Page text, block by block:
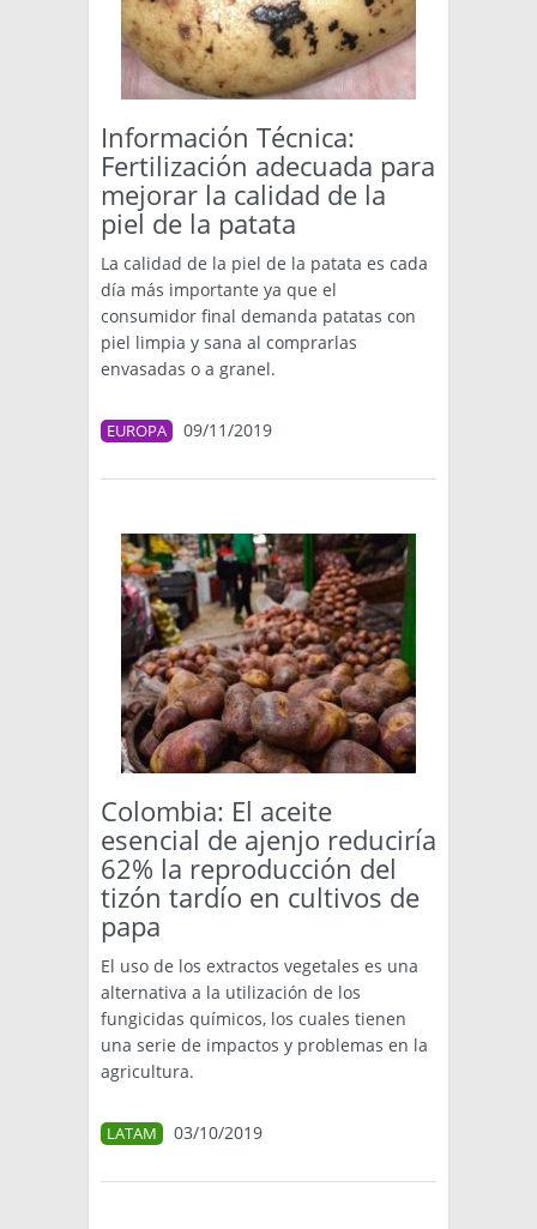
Información Técnica:
Fertilización adecuada para
mejorar la calidad de la
piel de la patata
La calidad de la piel de la patata es cada
día más importante ya que el
consumidor final demanda patatas con
piel limpia y sana al comprarlas
envasadas o a granel.
EUROPA 09/11/2019
Colombia: El aceite
esencial de ajenjo reduciría
62% la reproducción del
tizón tardío en cultivos de
papa
El uso de los extractos vegetales es una
alternativa a la utilización de los
fungicidas químicos, los cuales tienen
una serie de impactos y problemas en la
agricultura.
LATAM 03/10/2019